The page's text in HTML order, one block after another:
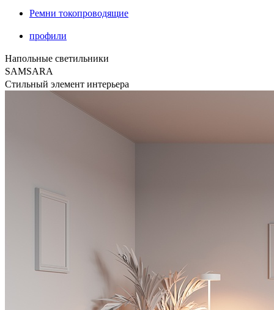
Ремни токопроводящие
профили
Напольные светильники
SAMSARA
Cтильный элемент интерьера